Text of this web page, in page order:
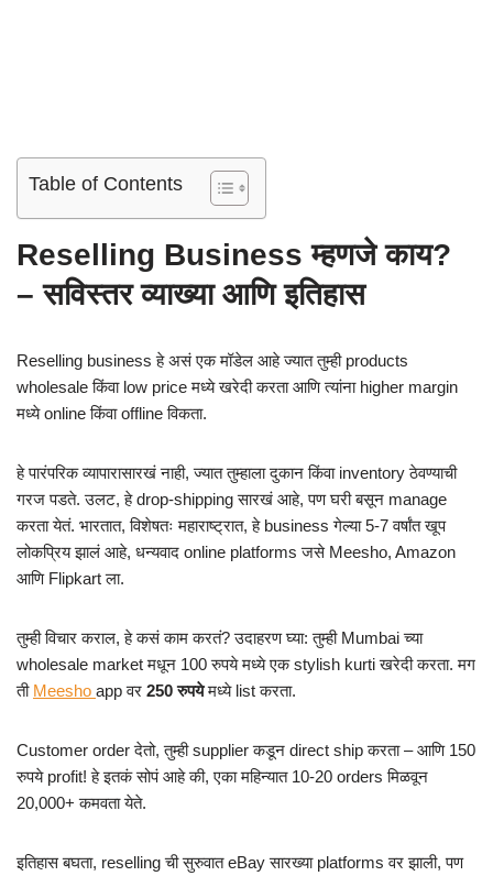
Table of Contents
Reselling Business म्हणजे काय?
– सविस्तर व्याख्या आणि इतिहास
Reselling business हे असं एक मॉडेल आहे ज्यात तुम्ही products
wholesale किंवा low price मध्ये खरेदी करता आणि त्यांना higher margin
मध्ये online किंवा offline विकता.
हे पारंपरिक व्यापारासारखं नाही, ज्यात तुम्हाला दुकान किंवा inventory ठेवण्याची
गरज पडते. उलट, हे drop-shipping सारखं आहे, पण घरी बसून manage
करता येतं. भारतात, विशेषतः महाराष्ट्रात, हे business गेल्या 5-7 वर्षांत खूप
लोकप्रिय झालं आहे, धन्यवाद online platforms जसे Meesho, Amazon
आणि Flipkart ला.
तुम्ही विचार कराल, हे कसं काम करतं? उदाहरण घ्या: तुम्ही Mumbai च्या
wholesale market मधून 100 रुपये मध्ये एक stylish kurti खरेदी करता. मग
ती Meesho app वर 250 रुपयेमध्ये list करता.
Customer order देतो, तुम्ही supplier कडून direct ship करता – आणि 150
रुपये profit! हे इतकं सोपं आहे की, एका महिन्यात 10-20 orders मिळवून
20,000+ कमवता येते.
इतिहास बघता, reselling ची सुरुवात eBay सारख्या platforms वर झाली, पण